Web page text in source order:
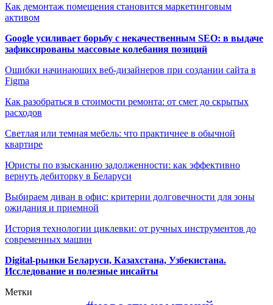
Как демонтаж помещения становится маркетинговым
активом
Google усиливает борьбу с некачественным SEO: в выдаче
зафиксированы массовые колебания позиций
Ошибки начинающих веб-дизайнеров при создании сайта в
Figma
Как разобраться в стоимости ремонта: от смет до скрытых
расходов
Светлая или темная мебель: что практичнее в обычной
квартире
Юристы по взысканию задолженности: как эффективно
вернуть дебиторку в Беларуси
Выбираем диван в офис: критерии долговечности для зоны
ожидания и приемной
История технологии циклевки: от ручных инструментов до
современных машин
Digital-рынки Беларуси, Казахстана, Узбекистана.
Исследование и полезные инсайты
Метки